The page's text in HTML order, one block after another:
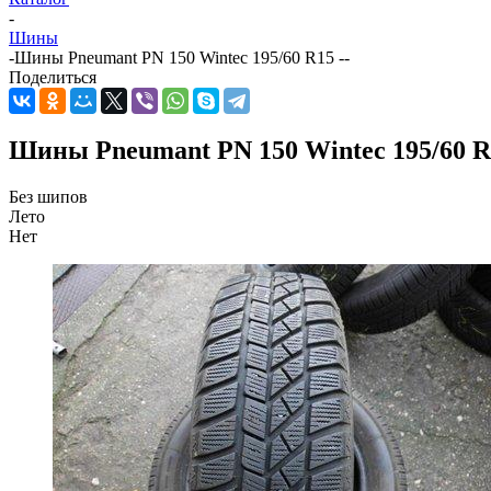
-
Шины
-Шины Pneumant PN 150 Wintec 195/60 R15 --
Поделиться
Шины Pneumant PN 150 Wintec 195/60
Без шипов
Лето
Нет